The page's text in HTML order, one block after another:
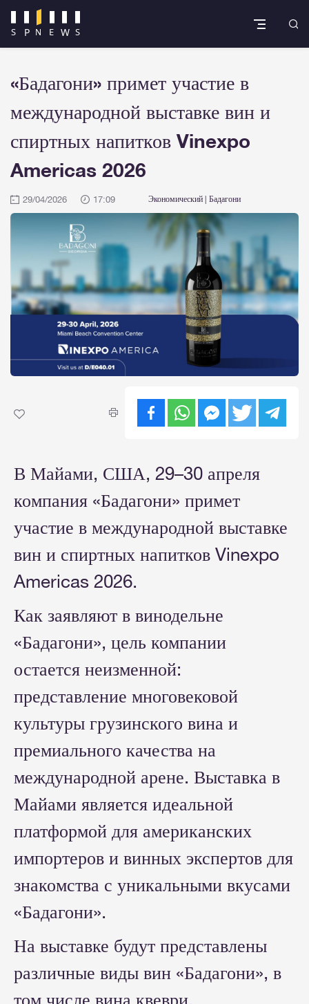
«Бадагони» примет участие в
международной выставке вин и
спиртных напитков Vinexpo
Americas 2026
29/04/2026 17:09 Экономический Бадагони
В Майами, США, 29–30 апреля
компания «Бадагони» примет
участие в международной выставке
вин и спиртных напитков Vinexpo
Americas 2026.
Как заявляют в винодельне
«Бадагони», цель компании
остается неизменной:
представление многовековой
культуры грузинского вина и
премиального качества на
международной арене. Выставка в
Майами является идеальной
платформой для американских
импортеров и винных экспертов для
знакомства с уникальными вкусами
«Бадагони».
На выставке будут представлены
различные виды вин «Бадагони», в
том числе вина квеври,